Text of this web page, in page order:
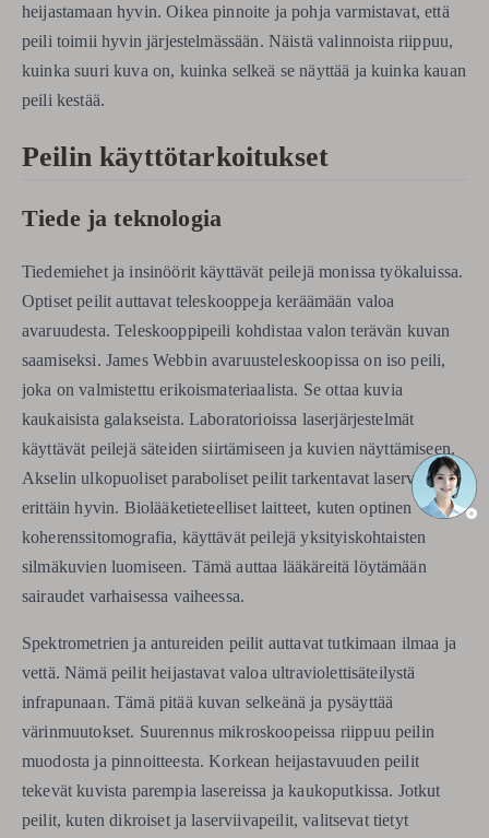
heijastamaan hyvin. Oikea pinnoite ja pohja varmistavat, että
peili toimii hyvin järjestelmässään. Näistä valinnoista riippuu,
kuinka suuri kuva on, kuinka selkeä se näyttää ja kuinka kauan
peili kestää.
Peilin käyttötarkoitukset
Tiede ja teknologia
Tiedemiehet ja insinöörit käyttävät peilejä monissa työkaluissa.
Optiset peilit auttavat teleskooppeja keräämään valoa
avaruudesta. Teleskooppipeili kohdistaa valon terävän kuvan
saamiseksi. James Webbin avaruusteleskoopissa on iso peili,
joka on valmistettu erikoismateriaalista. Se ottaa kuvia
kaukaisista galakseista. Laboratorioissa laserjärjestelmät
käyttävät peilejä säteiden siirtämiseen ja kuvien näyttämiseen.
Akselin ulkopuoliset paraboliset peilit tarkentavat laservaloa
erittäin hyvin. Biolääketieteelliset laitteet, kuten optinen
koherenssitomografia, käyttävät peilejä yksityiskohtaisten
silmäkuvien luomiseen. Tämä auttaa lääkäreitä löytämään
sairaudet varhaisessa vaiheessa.
Spektrometrien ja antureiden peilit auttavat tutkimaan ilmaa ja
vettä. Nämä peilit heijastavat valoa ultraviolettisäteilystä
infrapunaan. Tämä pitää kuvan selkeänä ja pysäyttää
värinmuutokset. Suurennus mikroskoopeissa riippuu peilin
muodosta ja pinnoitteesta. Korkean heijastavuuden peilit
tekevät kuvista parempia lasereissa ja kaukoputkissa. Jotkut
peilit, kuten dikroiset ja laserviivapeilit, valitsevat tietyt